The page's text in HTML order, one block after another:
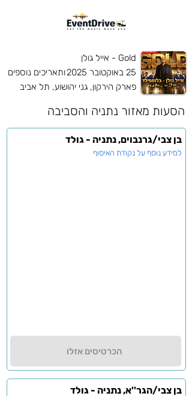
Gold - אייל גולן
ותאריכים נוספים
25 באוקטובר 2025
פארק הירקון, גני יהושוע, תל אביב
נתניה והסביבה הסעות מאזור
בן צבי/גרנבוים, נתניה - גולד
למידע נוסף על נקודת האיסוף
הכרטיסים אזלו
בן צבי/הגר''א, נתניה - גולד